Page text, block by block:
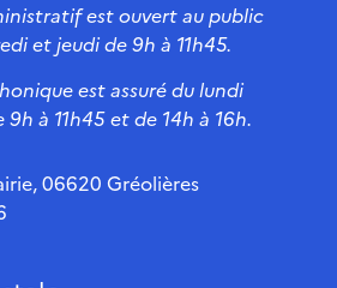
est ouvert au public
et jeudi de 9h à 11h45.
est assuré du lundi
à 11h45 et de 14h à 16h.
06620 Gréolières